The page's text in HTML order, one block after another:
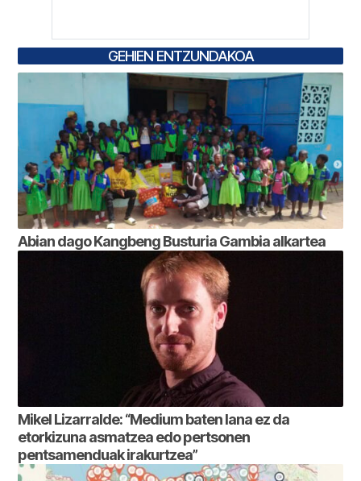
GEHIEN ENTZUNDAKOA
Abian dago Kangbeng Busturia Gambia alkartea
Mikel Lizarralde: “Medium baten lana ez da
etorkizuna asmatzea edo pertsonen
pentsamenduak irakurtzea”